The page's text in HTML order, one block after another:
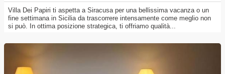
Villa Dei Papiri ti aspetta a Siracusa per una bellissima vacanza o un
fine settimana in Sicilia da trascorrere intensamente come meglio non
si può. In ottima posizione strategica, ti offriamo qualità...